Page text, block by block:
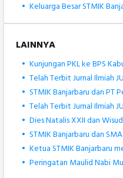
• Keluarga Besar STMIK Banjarbaru
LAINNYA
• Kunjungan PKL ke BPS
• Telah Terbit Jurnal Ilmiah
• STMIK Banjarbaru dan PT Pegadaian
• Telah Terbit Jurnal Ilmiah
• Dies Natalis XXII dan
• STMIK Banjarbaru dan
• Ketua STMIK Banjarbaru
• Peringatan Maulid Nabi